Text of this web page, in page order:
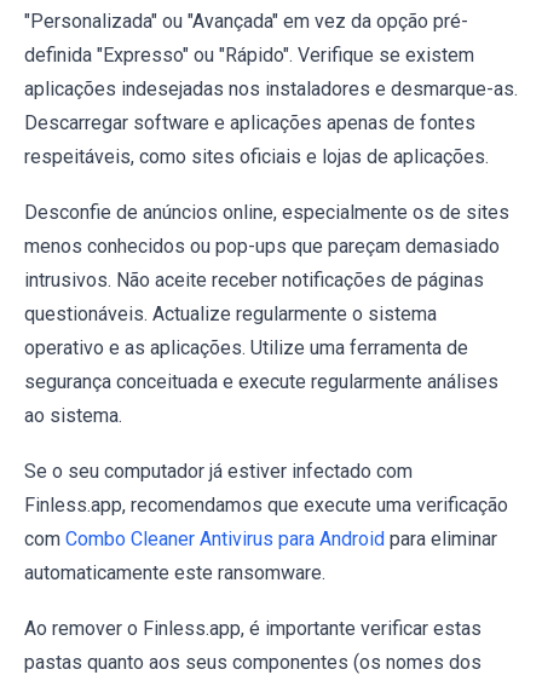
"Personalizada" ou "Avançada" em vez da opção pré-
definida "Expresso" ou "Rápido". Verifique se existem
aplicações indesejadas nos instaladores e desmarque-as.
Descarregar software e aplicações apenas de fontes
respeitáveis, como sites oficiais e lojas de aplicações.
Desconfie de anúncios online, especialmente os de sites
menos conhecidos ou pop-ups que pareçam demasiado
intrusivos. Não aceite receber notificações de páginas
questionáveis. Actualize regularmente o sistema
operativo e as aplicações. Utilize uma ferramenta de
segurança conceituada e execute regularmente análises
ao sistema.
Se o seu computador já estiver infectado com
Finless.app, recomendamos que execute uma verificação
com Combo Cleaner Antivirus para Android para eliminar
automaticamente este ransomware.
Ao remover o Finless.app, é importante verificar estas
pastas quanto aos seus componentes (os nomes dos